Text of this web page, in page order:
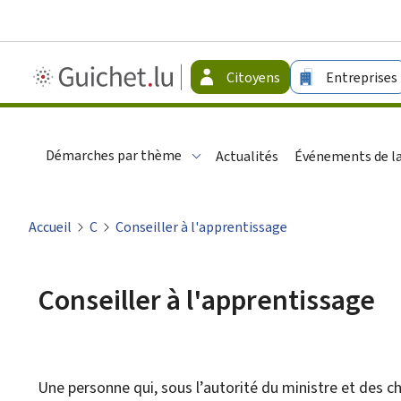
Guichet.lu
-
Citoyens Entreprises
Démarches par thème Actualités Événements de
Accueil C Conseiller à l'apprentissage
Conseiller à l'apprentissage
Une personne qui, sous l’autorité du ministre et des